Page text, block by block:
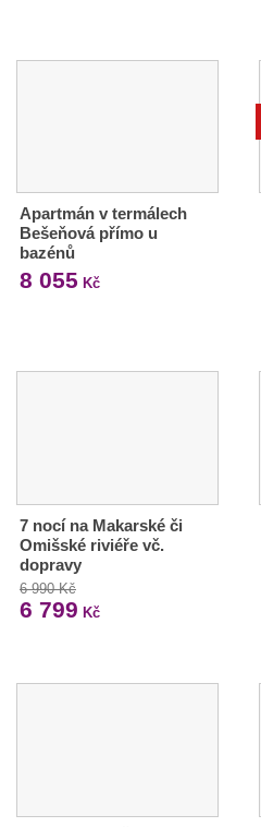
Apartmán v termálech
Bešeňová přímo u
bazénů
8 055 Kč
7 nocí na Makarské či
Omišské riviéře vč.
dopravy
6 990 Kč
6 799 Kč